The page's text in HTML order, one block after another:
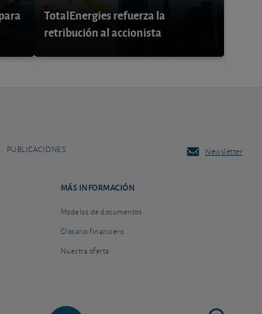
TotalEnergies refuerza la
retribución al accionista
PUBLICACIONES Newsletter
MÁS INFORMACIÓN
Modelos de documentos
Glosario financiero
Nuestra oferta